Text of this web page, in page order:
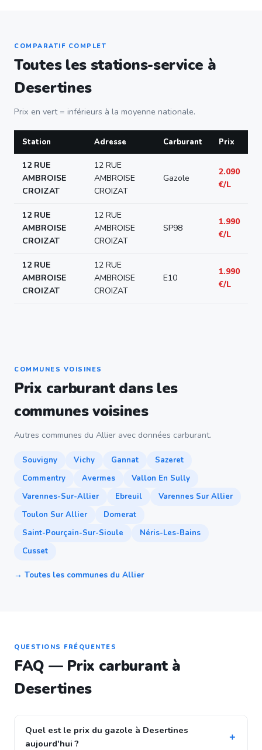
COMPARATIF COMPLET
Toutes les stations-service à
Desertines
Prix en vert = inférieurs à la moyenne nationale.
Station Adresse Carburant Prix
12 RUE
AMBROISE
CROIZAT
12 RUE
AMBROISE
CROIZAT
Gazole
2.090
€/L
12 RUE
AMBROISE
CROIZAT
12 RUE
AMBROISE
CROIZAT
SP98
1.990
€/L
12 RUE
AMBROISE
CROIZAT
12 RUE
AMBROISE
CROIZAT
E10
1.990
€/L
COMMUNES VOISINES
Prix carburant dans les
communes voisines
Autres communes du Allier avec données carburant.
Souvigny Vichy Gannat
Sazeret
Commentry
Avermes
Vallon En Sully
Varennes-Sur-Allier
Ebreuil
Varennes Sur Allier
Toulon Sur Allier
Domerat
Saint-Pourçain-Sur-Sioule
Néris-Les-Bains
Cusset
→ Toutes les communes du Allier
QUESTIONS FRÉQUENTES
FAQ — Prix carburant à
Desertines
Quel est le prix du gazole à Desertines
aujourd'hui ?